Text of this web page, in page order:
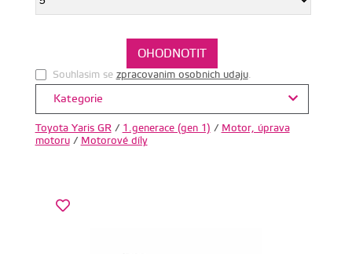
Souhlasim se zpracovanim osobnich udaju.
Kategorie
Toyota Yaris GR/ 1.generace (gen 1) / Motor, úprava
motoru/ Motorové díly